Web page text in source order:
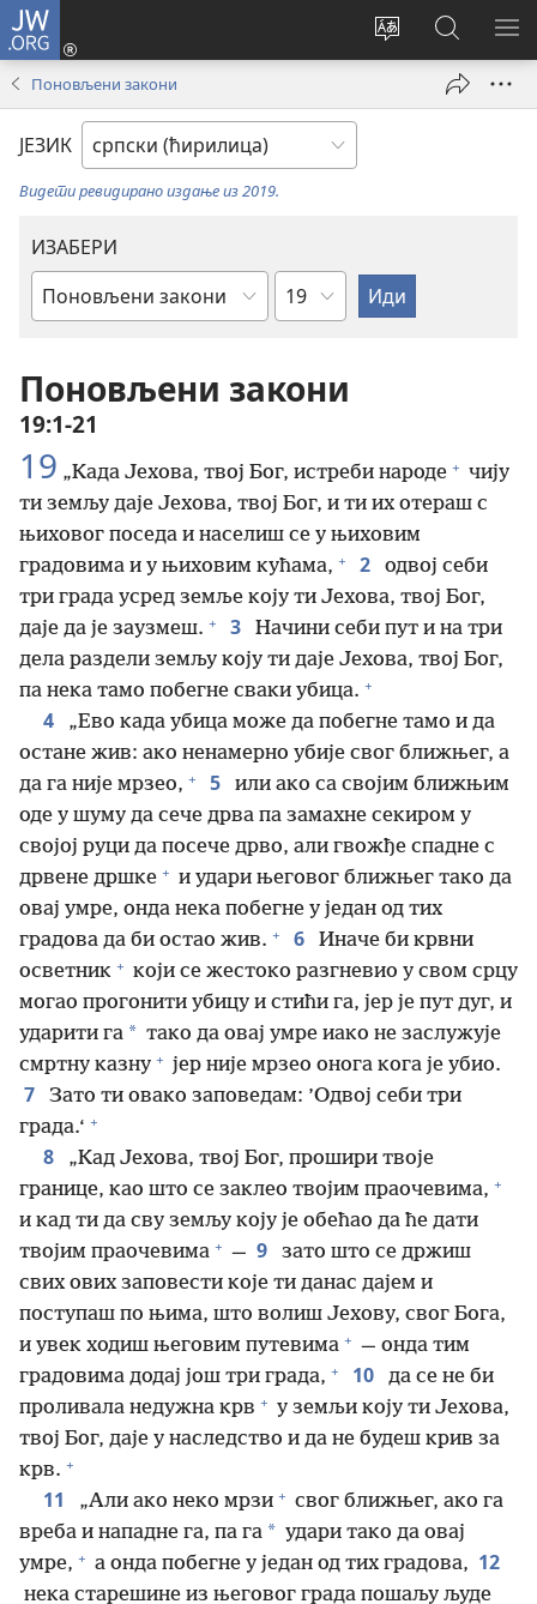
JW.ORG
Промени
Пријава
(отвара
Претрага
сајта
JW.ORG
Поновљени закони
ЈЕЗИК
Видети ревидирано издање из 2019.
ИЗАБЕРИ
Библијска
Поглавље
Поновљени закони
19:1-21
19 „Када Јехова, твој Бог, истреби народе + чију
ти земљу даје Јехова, твој Бог, и ти их отераш с
њиховог поседа и населиш се у њиховим
градовима и у њиховим кућама, + 2
одвој себи
три града усред земље коју ти Јехова, твој Бог,
даје да је заузмеш. + 3
Начини себи пут и на три
дела раздели земљу коју ти даје Јехова, твој Бог,
па нека тамо побегне сваки убица. +
4
„Ево када убица може да побегне тамо и да
остане жив: ако ненамерно убије свог ближњег, а
да га није мрзео, + 5
или ако са својим ближњим
оде у шуму да сече дрва па замахне секиром у
својој руци да посече дрво, али гвожђе спадне с
дрвене дршке + и удари његовог ближњег тако да
овај умре, онда нека побегне у један од тих
градова да би остао жив. + 6
Иначе би крвни
осветник + који се жестоко разгневио у свом срцу
могао прогонити убицу и стићи га, јер је пут дуг, и
ударити га * тако да овај умре иако не заслужује
смртну казну + јер није мрзео онога кога је убио.
7
Зато ти овако заповедам: ’Одвој себи три
града.‘ +
8
„Кад Јехова, твој Бог, прошири твоје
границе, као што се заклео твојим праочевима, +
и кад ти да сву земљу коју је обећао да ће дати
твојим праочевима + — 9
зато што се држиш
свих ових заповести које ти данас дајем и
поступаш по њима, што волиш Јехову, свог Бога,
и увек ходиш његовим путевима + — онда тим
градовима додај још три града, + 10
да се не би
проливала недужна крв + у земљи коју ти Јехова,
твој Бог, даје у наследство и да не будеш крив за
крв. +
11 „Али ако неко мрзи + свог ближњег, ако га
вреба и нападне га, па га * удари тако да овај
умре, + а онда побегне у један од тих градова, 12
нека старешине из његовог града пошаљу људе